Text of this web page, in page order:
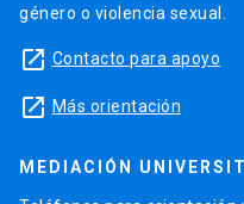
género o violencia sexual.
launch Contacto para apoyo
launch Más orientación
MEDIACIÓN